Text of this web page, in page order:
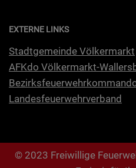
EXTERNE LINKS
Stadt­ge­mein­de Völkermarkt
AFKdo Völ­ker­markt-
Lan­des­feu­er­wehr­ver­band
© 2023 Freiwillige